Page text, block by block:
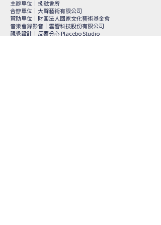
主辦單位｜捌號會所
合辦單位｜ 大聲藝術有限公司
贊助單位｜ 財團法人國家文化藝術基金會
音樂會錄影音｜雲響科技股份有限公司
視覺設計｜反覆分心 Placebo Studio